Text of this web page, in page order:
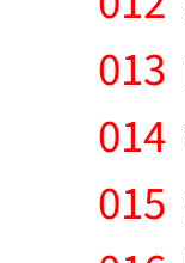
013
014
015